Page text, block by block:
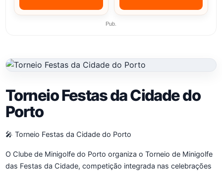
Pub.
Torneio Festas da Cidade do
Porto
🎤 Torneio Festas da Cidade do Porto
O Clube de Minigolfe do Porto organiza o Torneio de Minigolfe
das Festas da Cidade, competição integrada nas celebrações